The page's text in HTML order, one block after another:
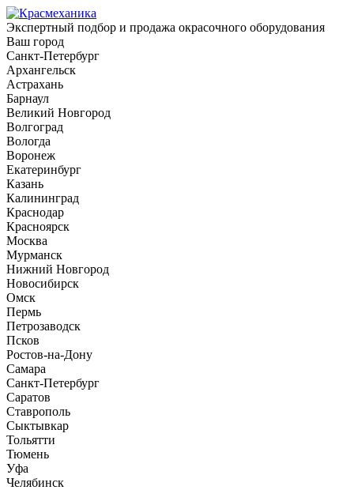
Экспертный подбор и продажа окрасочного оборудования
Ваш город
Санкт-Петербург
Архангельск
Астрахань
Барнаул
Великий Новгород
Волгоград
Вологда
Воронеж
Екатеринбург
Казань
Калининград
Краснодар
Красноярск
Москва
Мурманск
Нижний Новгород
Новосибирск
Омск
Пермь
Петрозаводск
Псков
Ростов-на-Дону
Самара
Санкт-Петербург
Саратов
Ставрополь
Сыктывкар
Тольятти
Тюмень
Уфа
Челябинск